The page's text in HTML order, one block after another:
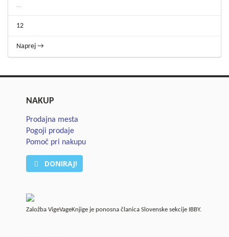
…
12
Naprej →
NAKUP
Prodajna mesta
Pogoji prodaje
Pomoč pri nakupu
DONIRAJ!
Založba VigeVageKnjige je ponosna članica Slovenske sekcije IBBY.